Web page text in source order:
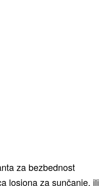
za bezbednost
losiona za sunčanje, ili